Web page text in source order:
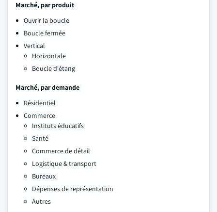
Marché, par produit
Ouvrir la boucle
Boucle fermée
Vertical
Horizontale
Boucle d'étang
Marché, par demande
Résidentiel
Commerce
Instituts éducatifs
Santé
Commerce de détail
Logistique & transport
Bureaux
Dépenses de représentation
Autres